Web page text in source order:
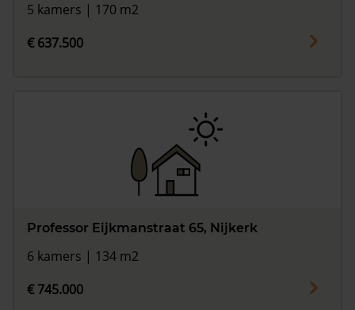
5 kamers | 170 m2
€ 637.500
Professor Eijkmanstraat 65, Nijkerk
6 kamers | 134 m2
€ 745.000